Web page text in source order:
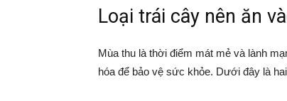
Loại trái cây nên ăn
Mùa thu là thời điểm mát mẻ và lành
hóa để bảo vệ sức khỏe. Dưới đây là